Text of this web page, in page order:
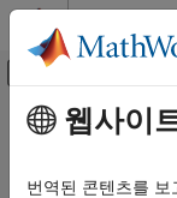
콘텐츠로 바로 가기
오프캔버
리소스주요 콘텐츠
웹사이
번역된 콘텐츠를